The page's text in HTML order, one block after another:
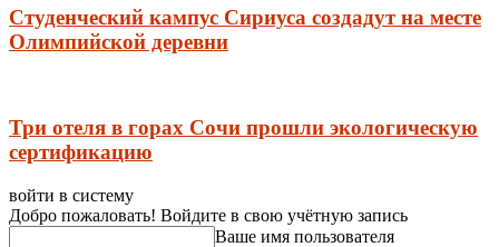
Студенческий кампус Сириуса создадут на месте
Олимпийской деревни
Три отеля в горах Сочи прошли экологическую
сертификацию
войти в систему
Добро пожаловать! Войдите в свою учётную запись
Ваше имя пользователя